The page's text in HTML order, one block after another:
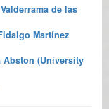
de las
Martínez
Abston (University